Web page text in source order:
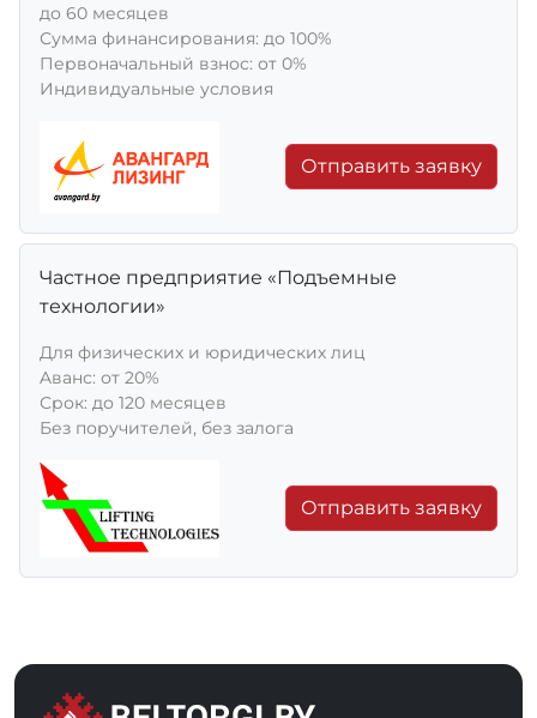
до 60 месяцев
Сумма финансирования: до 100%
Первоначальный взнос: от 0%
Индивидуальные условия
Отправить заявку
Частное предприятие «Подъемные
технологии»
Для физических и юридических лиц
Aванс: от 20%
Срок: до 120 месяцев
Без поручителей, без залога
Отправить заявку